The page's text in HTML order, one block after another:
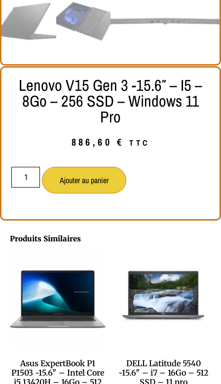
Lenovo V15 Gen 3 -15.6″ – I5 –
8Go – 256 SSD – Windows 11
Pro
886,60€ TTC
Ajouter au panier
Produits Similaires
Asus ExpertBook P1
P1503 -15.6″ – Intel Core
i5 13420H – 16Go – 512
DELL Latitude 5540
-15.6″ – i7 – 16Go – 512
SSD – 11 pro